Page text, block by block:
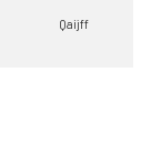
Qaijff